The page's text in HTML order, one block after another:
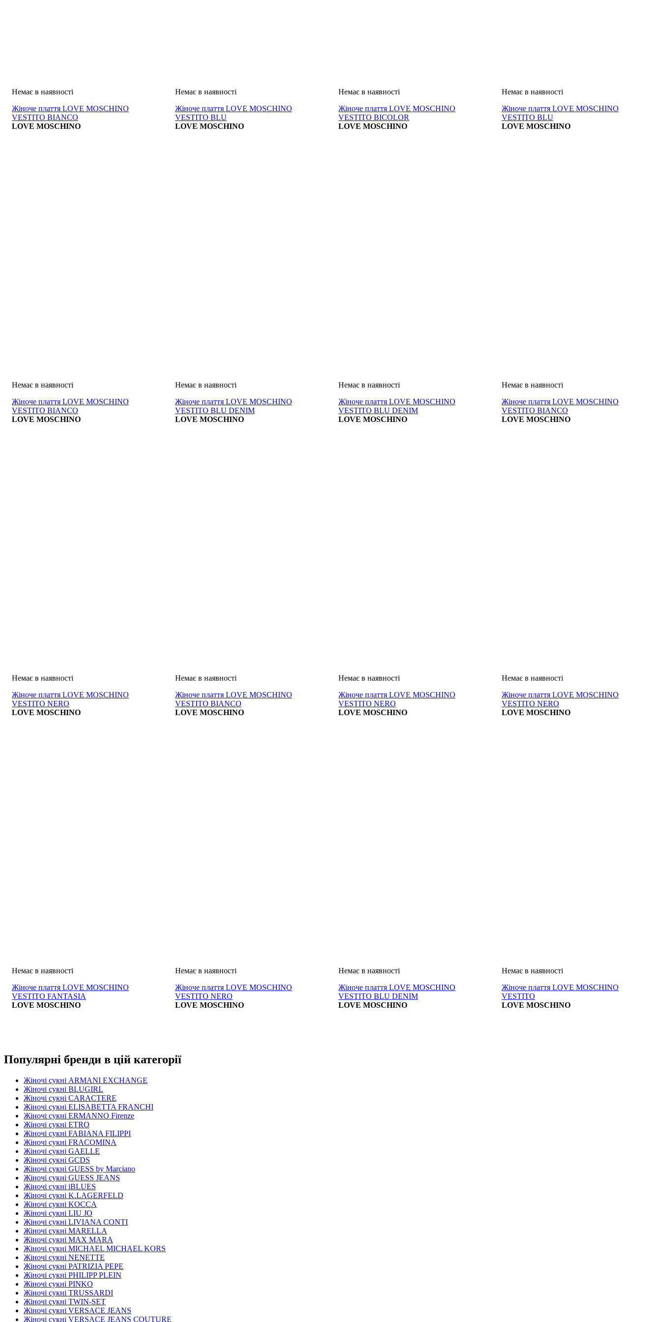
Жіноче плаття LOVE MOSCHINO
VESTITO BIANCO
LOVE MOSCHINO
Жіноче плаття LOVE MOSCHINO
VESTITO BLU
LOVE MOSCHINO
Жіноче плаття LOVE MOSCHINO
VESTITO BICOLOR
LOVE MOSCHINO
Жіноче плаття LOVE MOSCHINO
VESTITO BLU
LOVE MOSCHINO
Жіноче плаття LOVE MOSCHINO
VESTITO BIANCO
LOVE MOSCHINO
Жіноче плаття LOVE MOSCHINO
VESTITO BLU DENIM
LOVE MOSCHINO
Жіноче плаття LOVE MOSCHINO
VESTITO BLU DENIM
LOVE MOSCHINO
Жіноче плаття LOVE MOSCHINO
VESTITO BIANCO
LOVE MOSCHINO
Жіноче плаття LOVE MOSCHINO
VESTITO NERO
LOVE MOSCHINO
Жіноче плаття LOVE MOSCHINO
VESTITO BIANCO
LOVE MOSCHINO
Жіноче плаття LOVE MOSCHINO
VESTITO NERO
LOVE MOSCHINO
Жіноче плаття LOVE MOSCHINO
VESTITO NERO
LOVE MOSCHINO
Жіноче плаття LOVE MOSCHINO
VESTITO FANTASIA
LOVE MOSCHINO
Жіноче плаття LOVE MOSCHINO
VESTITO NERO
LOVE MOSCHINO
Жіноче плаття LOVE MOSCHINO
VESTITO BLU DENIM
LOVE MOSCHINO
Жіноче плаття LOVE MOSCHINO
VESTITO
LOVE MOSCHINO
Популярні бренди в цій категорії
Жіночі сукні ARMANI EXCHANGE
Жіночі сукні BLUGIRL
Жіночі сукні CARACTERE
Жіночі сукні ELISABETTA FRANCHI
Жіночі сукні ERMANNO Firenze
Жіночі сукні ETRO
Жіночі сукні FABIANA FILIPPI
Жіночі сукні FRACOMINA
Жіночі сукні GAELLE
Жіночі сукні GCDS
Жіночі сукні GUESS by Marciano
Жіночі сукні GUESS JEANS
Жіночі сукні iBLUES
Жіночі сукні K.LAGERFELD
Жіночі сукні KOCCA
Жіночі сукні LIU JO
Жіночі сукні LIVIANA CONTI
Жіночі сукні MARELLA
Жіночі сукні MAX MARA
Жіночі сукні MICHAEL MICHAEL KORS
Жіночі сукні NENETTE
Жіночі сукні PATRIZIA PEPE
Жіночі сукні PHILIPP PLEIN
Жіночі сукні PINKO
Жіночі сукні TRUSSARDI
Жіночі сукні TWIN-SET
Жіночі сукні VERSACE JEANS
Жіночі сукні VERSACE JEANS COUTURE